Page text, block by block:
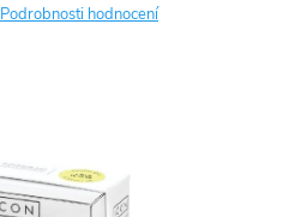
Podrobnosti hodnocení